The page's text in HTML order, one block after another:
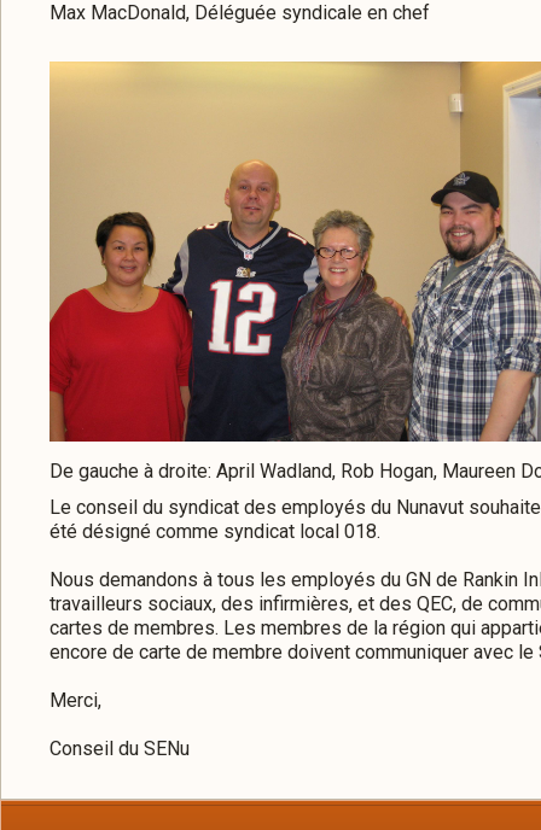
Max MacDonald, Déléguée syndicale en chef
De gauche à droite: April Wadland, Rob Hogan, Maureen
Le conseil du syndicat des employés du Nunavut
été désigné comme syndicat local 018.
Nous demandons à tous les employés du GN de Rankin
travailleurs sociaux, des infirmières, et des QEC, de
cartes de membres. Les membres de la région qui
encore de carte de membre doivent communiquer avec
Merci,
Conseil du SENu